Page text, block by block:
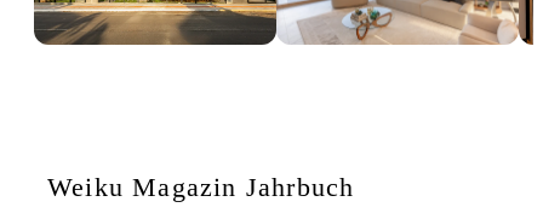
Weiku Magazin Jahrbuch